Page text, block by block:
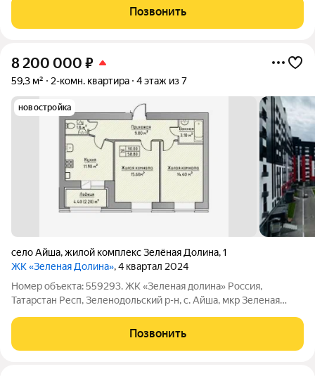
Площадь квартиры составляет 33.30 кв.м., что делает ее
идеальным вариантом как для
Позвонить
8 200 000 ₽
59,3 м² 2-комн. квартира 4 этаж из 7
новостройка
село Айша,жилой комплекс Зелёная Долина,1
ЖК «Зеленая Долина», 4 квартал 2024
Номер объекта: 559293. ЖК «Зеленая долина» Россия,
Татарстан Респ, Зеленодольский р-н, с. Айша, мкр Зеленая
КОМФОРТ !!! !!! ДОМ СДАН !!! !!! 2-К КВАРТИРА!!!КОМФОРТ
КЛАССА !!! !!! МЕЧТА КОТОРУЮ
Позвонить